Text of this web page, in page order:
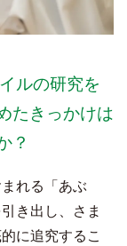
ルの研究を
たきっかけは
？
れる「あぶ
き出し、さま
に追究するこ